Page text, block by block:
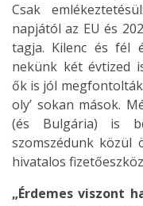
Csak
napjától az EU és
tagja. Kilenc és fél
nekünk két évtized
ők is jól
oly’ sokan mások.
(és Bulgária) is
szomszédunk közül
hivatalos
„Érdemes viszont